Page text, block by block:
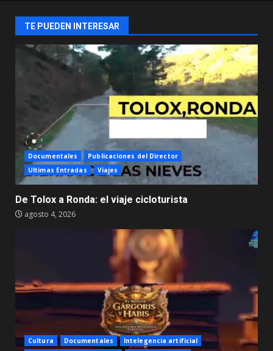
TE PUEDEN INTERESAR
Documentales
Publicaciones del Director
Ultimas Entradas
Viajes
De Tolox a Ronda: el viaje cicloturista
agosto 4, 2026
Cultura Documentales
Intelegencia artificial